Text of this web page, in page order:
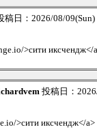
稿日：2026/08/
>сити иксчендж</
投稿日：
>сити иксчендж</a>